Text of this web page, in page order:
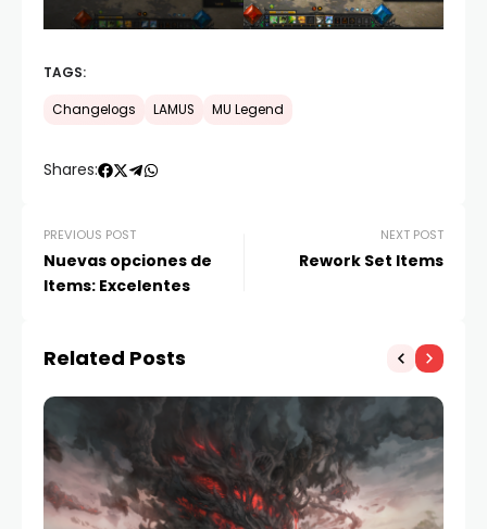
TAGS:
Changelogs LAMUS MU Legend
Shares:
PREVIOUS POST
Nuevas opciones de
Items: Excelentes
NEXT POST
Rework Set Items
Related Posts